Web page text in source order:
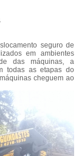
seguro de
em ambientes
das máquinas, a
todas as etapas do
cheguem ao